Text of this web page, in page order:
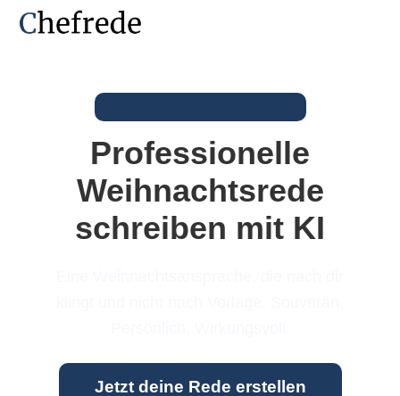
Professionelle
Weihnachtsrede
schreiben mit KI
Jetzt deine Rede erstellen